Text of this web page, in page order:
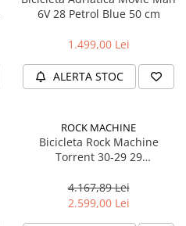
6V 28 Petrol Blue 50 cm
1.499,00 Lei
ALERTA STOC
ROCK MACHINE
Bicicleta Rock Machine
Torrent 30-29 29
4.167,89 Lei
2.599,00 Lei